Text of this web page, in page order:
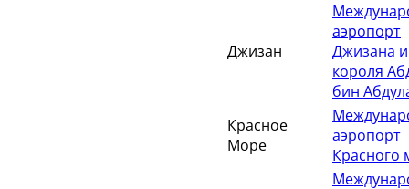
Джизан
аэропорт
Джизана
короля
бин
Красное
Море
аэропорт
Красного